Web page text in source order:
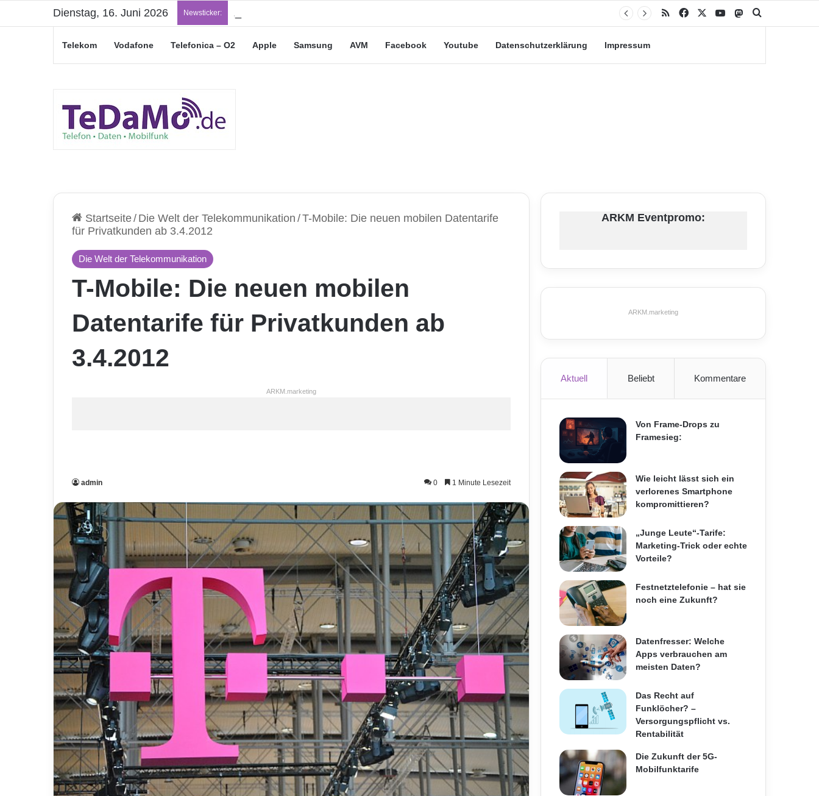
Dienstag, 16. Juni 2026 Newsticker: „Junge Leute“-Tarife: Marketing-Trick oder echte Vorteile? RSS Facebook YouTubeMastodon
Telekom Vodafone Telefonica – O2 Apple Samsung AVM Facebook Youtube Datenschutzerklärung Impressum
Startseite/ Die Welt der Telekommunikation /T-Mobile: Die neuen mobilen Datentarife
für Privatkunden ab 3.4.2012
Die Welt der Telekommunikation
T-Mobile: Die neuen mobilen
Datentarife für Privatkunden ab
3.4.2012
ARKM.marketing
admin 0 1 Minute Lesezeit
ARKM Eventpromo:
ARKM.marketing
Aktuell Beliebt Kommentare
Von Frame-Drops zu
Framesieg:
Wie leicht lässt sich ein
verlorenes Smartphone
kompromittieren?
„Junge Leute“-Tarife:
Marketing-Trick oder echte
Vorteile?
Festnetztelefonie – hat sie
noch eine Zukunft?
Datenfresser: Welche
Apps verbrauchen am
meisten Daten?
Das Recht auf
Funklöcher? –
Versorgungspflicht vs.
Rentabilität
Die Zukunft der 5G-
Mobilfunktarife